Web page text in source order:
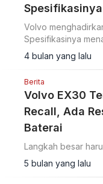
Spesifikasinya
Volvo
Spesifikasinya
4 bulan yang lalu
Berita
Volvo EX30
Recall, Ada
Baterai
Langkah besar
5 bulan yang lalu